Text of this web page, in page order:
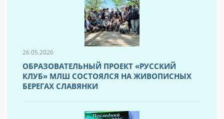
26.05.2026
ОБРАЗОВАТЕЛЬНЫЙ ПРОЕКТ «РУССКИЙ
КЛУБ» МЛШ СОСТОЯЛСЯ НА ЖИВОПИСНЫХ
БЕРЕГАХ СЛАВЯНКИ